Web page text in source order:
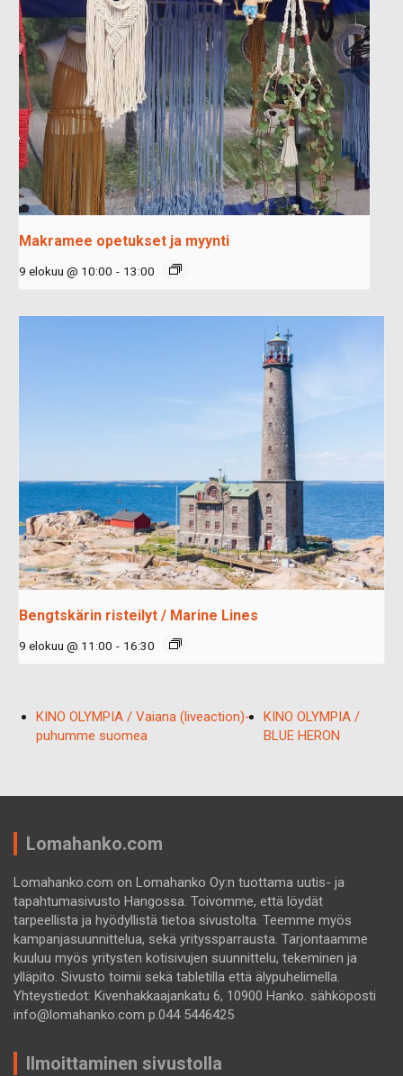
Makramee opetukset ja myynti
9 elokuu @ 10:00 - 13:00
Bengtskärin risteilyt / Marine Lines
9 elokuu @ 11:00 - 16:30
KINO OLYMPIA / Vaiana (liveaction)-
puhumme suomea
KINO OLYMPIA /
BLUE HERON
Lomahanko.com
Lomahanko.com on Lomahanko Oy:n tuottama uutis- ja
tapahtumasivusto Hangossa. Toivomme, että löydät
tarpeellista ja hyödyllistä tietoa sivustolta. Teemme myös
kampanjasuunnittelua, sekä yrityssparrausta. Tarjontaamme
kuuluu myös yritysten kotisivujen suunnittelu, tekeminen ja
ylläpito. Sivusto toimii sekä tabletilla että älypuhelimella.
Yhteystiedot: Kivenhakkaajankatu 6, 10900 Hanko. sähköposti
info@lomahanko.com p.044 5446425
Ilmoittaminen sivustolla